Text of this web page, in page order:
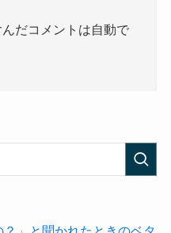
だコメントは自動で